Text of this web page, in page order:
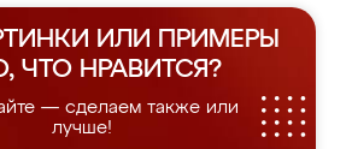
ИЛИ ПРИМЕРЫ
ЧТО НРАВИТСЯ?
— сделаем также или
лучше!